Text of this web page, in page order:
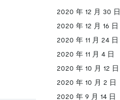
2020 年 12 月 30 日
2020 年 12 月 16 日
2020 年 11 月 24 日
2020 年 11 月 4 日
2020 年 10 月 12 日
2020 年 10 月 2 日
2020 年 9 月 14 日